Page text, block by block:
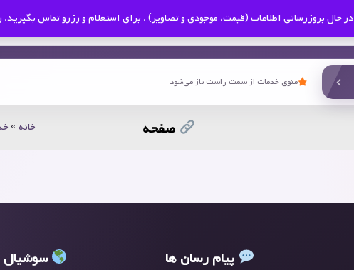
در حال بروزرسانی اطلاعات (قیمت، موجودی و تصاویر) . برای استعلام و رزرو تماس بگیرید.
منوی خدمات از سمت راست باز می‌شود
صفحه خانه»
پیام رسان ها سوشیال